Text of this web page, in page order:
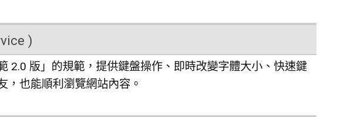
)
2.0 版」的規範，提供鍵盤操作、即時改變字體大小、快速鍵
，也能順利瀏覽網站內容。